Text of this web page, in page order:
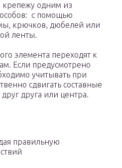
крепежу одним из
с помощью
крючков, дюбелей или
ленты.
элемента переходят к
Если предусмотрено
учитывать при
сдвигать составные
друга или центра.
правильную